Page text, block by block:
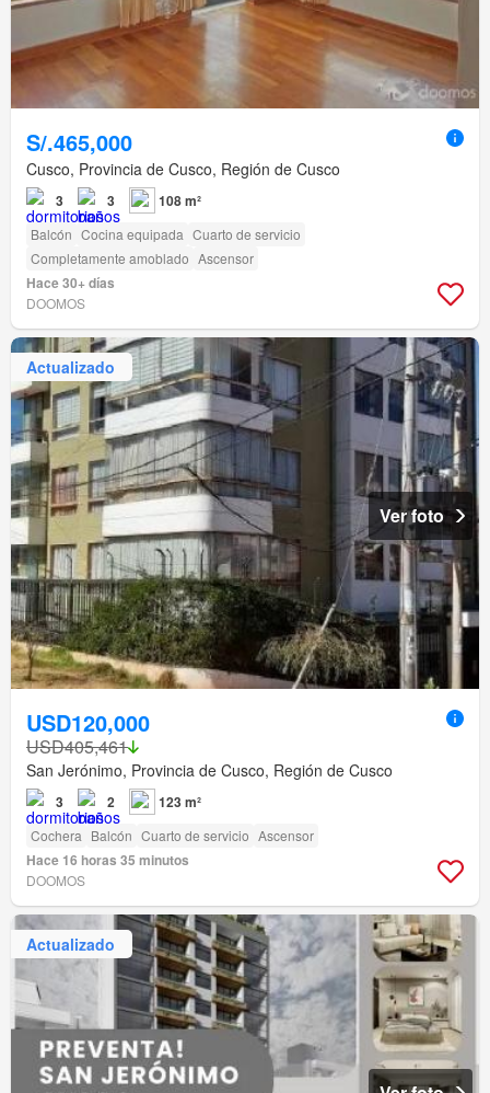
S/.465,000
Cusco, Provincia de Cusco, Región de Cusco
3 3 108 m²
Balcón Cocina equipada Cuarto de servicio
Completamente amoblado Ascensor
Hace 30+ días
DOOMOS
Actualizado
Ver foto
USD120,000
USD405,461
San Jerónimo, Provincia de Cusco, Región de Cusco
3 2 123 m²
Cochera Balcón Cuarto de servicio Ascensor
Hace 16 horas 35 minutos
DOOMOS
Actualizado